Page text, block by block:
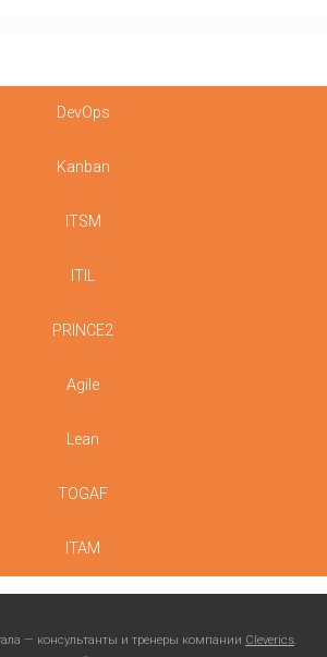
DevOps
Kanban
ITSM
ITIL
PRINCE2
Agile
Lean
TOGAF
ITAM
— консультанты и тренеры компании Cleverics